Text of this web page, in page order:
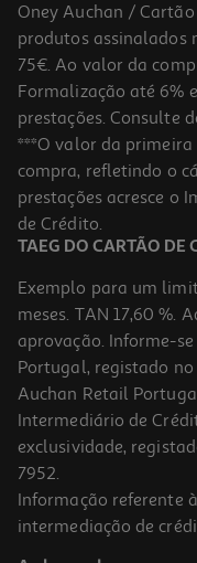
Corretor Maybelline Iar
7.69 €/un
7,69 €
Corretor Maybelline Iar
Oney Auchan /
produtos assinalados
75€. Ao valor da
Formalização até 6%
prestações. Consulte
***O valor da primeira
compra, refletindo o
prestações acresce o
de Crédito.
TAEG DO CARTÃO DE
Exemplo para um
meses. TAN 17,60 %.
aprovação. Informe-
Portugal, registado no
Auchan Retail
Intermediário de
exclusividade,
7952.
Informação referente
intermediação de